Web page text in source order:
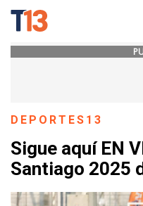
DEPORTES13
Sigue aquí EN
Santiago 2025